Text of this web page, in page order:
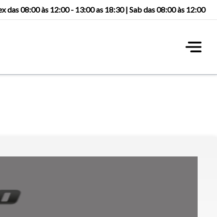
das 08:00 às 12:00 - 13:00 as 18:30 | Sab das 08:00 às 12:00